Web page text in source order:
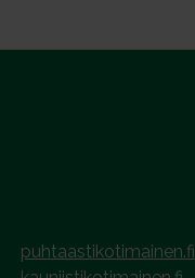
puhtaastikotimainen.fi